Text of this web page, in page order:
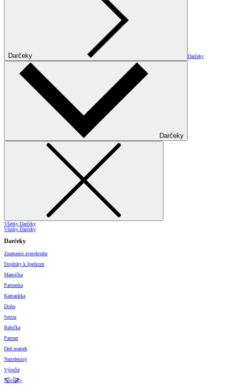
Darčeky Darčeky
Darčeky
Všetky Darčeky
Všetky Darčeky
Darčeky
Znamenie zverokruhu
Doplnky k šperkom
Mamička
Partnerka
Kamarátka
Dcéra
Sestra
Babička
Partner
Deň matiek
Narodeniny
Výročie
Novinky